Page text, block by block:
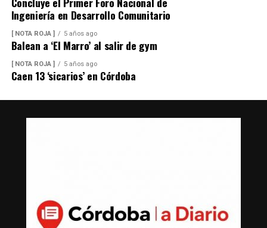
Ingeniería en Desarrollo Comunitario
[ NOTA ROJA ] 5 años ago
Balean a ‘El Marro’ al salir de gym
[ NOTA ROJA ] 5 años ago
Caen 13 ‘sicarios’ en Córdoba